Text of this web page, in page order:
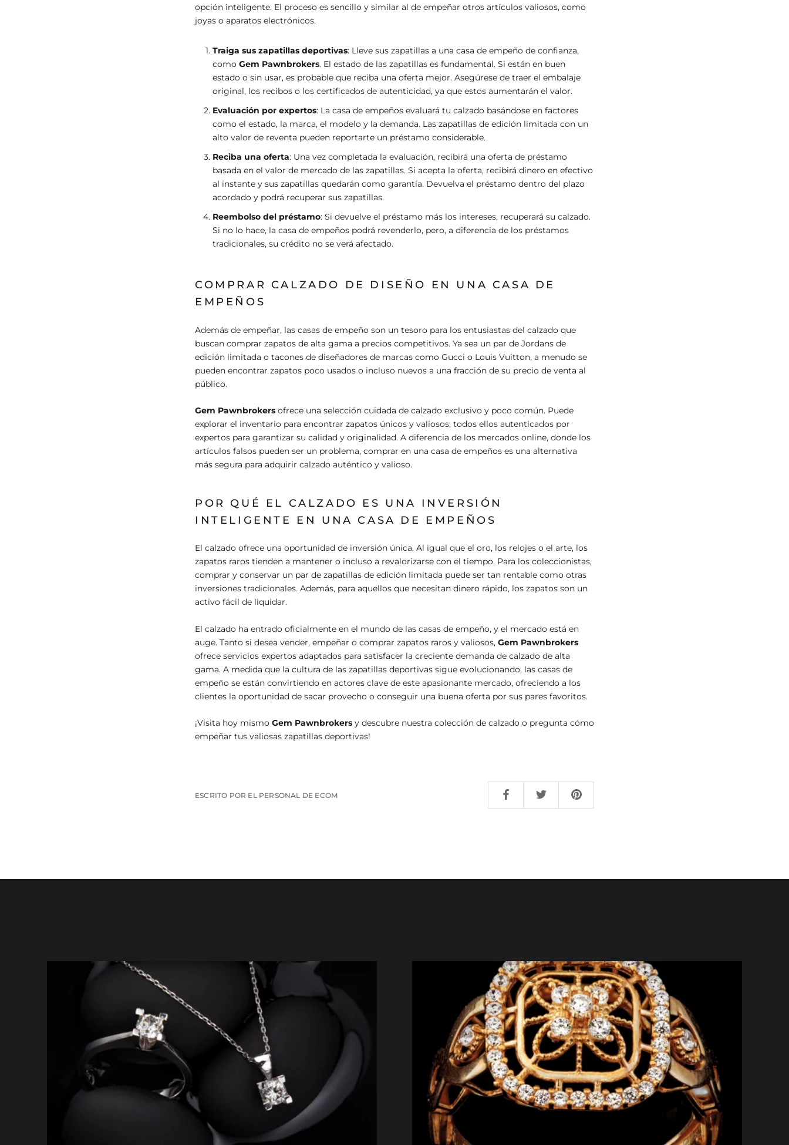
opción inteligente. El proceso es sencillo y similar al de empeñar otros artículos valiosos, como
joyas o aparatos electrónicos.
Traiga sus zapatillas deportivas: Lleve sus zapatillas a una casa de empeño de confianza,
como Gem Pawnbrokers. El estado de las zapatillas es fundamental. Si están en buen
estado o sin usar, es probable que reciba una oferta mejor. Asegúrese de traer el embalaje
original, los recibos o los certificados de autenticidad, ya que estos aumentarán el valor.
Evaluación por expertos: La casa de empeños evaluará tu calzado basándose en factores
como el estado, la marca, el modelo y la demanda. Las zapatillas de edición limitada con un
alto valor de reventa pueden reportarte un préstamo considerable.
Reciba una oferta: Una vez completada la evaluación, recibirá una oferta de préstamo
basada en el valor de mercado de las zapatillas. Si acepta la oferta, recibirá dinero en efectivo
al instante y sus zapatillas quedarán como garantía. Devuelva el préstamo dentro del plazo
acordado y podrá recuperar sus zapatillas.
Reembolso del préstamo: Si devuelve el préstamo más los intereses, recuperará su calzado.
Si no lo hace, la casa de empeños podrá revenderlo, pero, a diferencia de los préstamos
tradicionales, su crédito no se verá afectado.
COMPRAR CALZADO DE DISEÑO EN UNA CASA DE
EMPEÑOS
Además de empeñar, las casas de empeño son un tesoro para los entusiastas del calzado que
buscan comprar zapatos de alta gama a precios competitivos. Ya sea un par de Jordans de
edición limitada o tacones de diseñadores de marcas como Gucci o Louis Vuitton, a menudo se
pueden encontrar zapatos poco usados o incluso nuevos a una fracción de su precio de venta al
público.
Gem Pawnbrokers ofrece una selección cuidada de calzado exclusivo y poco común. Puede
explorar el inventario para encontrar zapatos únicos y valiosos, todos ellos autenticados por
expertos para garantizar su calidad y originalidad. A diferencia de los mercados online, donde los
artículos falsos pueden ser un problema, comprar en una casa de empeños es una alternativa
más segura para adquirir calzado auténtico y valioso.
POR QUÉ EL CALZADO ES UNA INVERSIÓN
INTELIGENTE EN UNA CASA DE EMPEÑOS
El calzado ofrece una oportunidad de inversión única. Al igual que el oro, los relojes o el arte, los
zapatos raros tienden a mantener o incluso a revalorizarse con el tiempo. Para los coleccionistas,
comprar y conservar un par de zapatillas de edición limitada puede ser tan rentable como otras
inversiones tradicionales. Además, para aquellos que necesitan dinero rápido, los zapatos son un
activo fácil de liquidar.
El calzado ha entrado oficialmente en el mundo de las casas de empeño, y el mercado está en
auge. Tanto si desea vender, empeñar o comprar zapatos raros y valiosos, Gem Pawnbrokers
ofrece servicios expertos adaptados para satisfacer la creciente demanda de calzado de alta
gama. A medida que la cultura de las zapatillas deportivas sigue evolucionando, las casas de
empeño se están convirtiendo en actores clave de este apasionante mercado, ofreciendo a los
clientes la oportunidad de sacar provecho o conseguir una buena oferta por sus pares favoritos.
¡Visita hoy mismo Gem Pawnbrokers y descubre nuestra colección de calzado o pregunta cómo
empeñar tus valiosas zapatillas deportivas!
ESCRITO POR EL PERSONAL DE ECOM